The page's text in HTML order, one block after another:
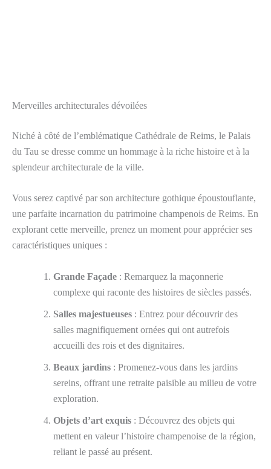
Merveilles architecturales dévoilées
Niché à côté de l’emblématique Cathédrale de Reims, le Palais
du Tau se dresse comme un hommage à la riche histoire et à la
splendeur architecturale de la ville.
Vous serez captivé par son architecture gothique époustouflante,
une parfaite incarnation du patrimoine champenois de Reims. En
explorant cette merveille, prenez un moment pour apprécier ses
caractéristiques uniques :
Grande Façade : Remarquez la maçonnerie
complexe qui raconte des histoires de siècles passés.
Salles majestueuses : Entrez pour découvrir des
salles magnifiquement ornées qui ont autrefois
accueilli des rois et des dignitaires.
Beaux jardins : Promenez-vous dans les jardins
sereins, offrant une retraite paisible au milieu de votre
exploration.
Objets d’art exquis : Découvrez des objets qui
mettent en valeur l’histoire champenoise de la région,
reliant le passé au présent.